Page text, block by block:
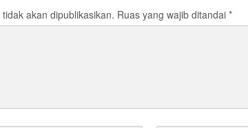
akan dipublikasikan. Ruas yang wajib ditandai *